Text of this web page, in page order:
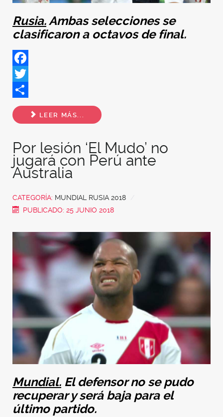
Rusia.Ambas selecciones se
clasificaron a octavos de final.
Facebook
Twitter
Share
LEER MÁS...
Por lesión ‘El Mudo’ no
jugará con Perú ante
Australia
CATEGORÍA: MUNDIAL RUSIA 2018
PUBLICADO: 25 JUNIO 2018
Mundial. El defensor no se pudo
recuperar y será baja para el
último partido.